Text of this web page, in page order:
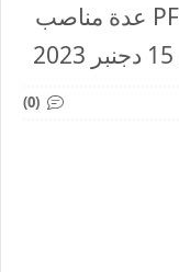
شركة SIANA : فرص تدريب PFE عدة مناصب
(0)